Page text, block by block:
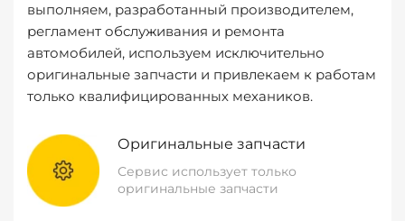
выполняем, разработанный производителем,
регламент обслуживания и ремонта
автомобилей, используем исключительно
оригинальные запчасти и привлекаем к работам
только квалифицированных механиков.
Оригинальные запчасти
Сервис использует только
оригинальные запчасти